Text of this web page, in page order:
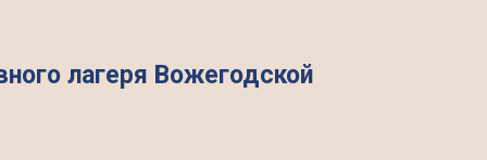
лагеря Вожегодской